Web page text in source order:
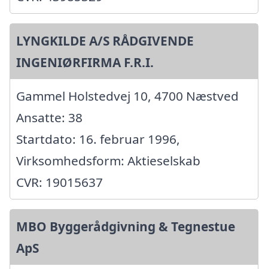
LYNGKILDE A/S RÅDGIVENDE
INGENIØRFIRMA F.R.I.
Gammel Holstedvej 10, 4700 Næstved
Ansatte: 38
Startdato: 16. februar 1996,
Virksomhedsform: Aktieselskab
CVR: 19015637
MBO Byggerådgivning & Tegnestue
ApS